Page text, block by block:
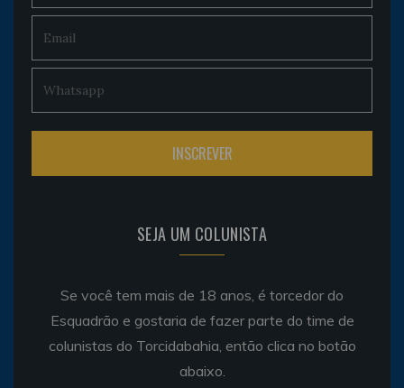
SEJA UM COLUNISTA
Se você tem mais de 18 anos, é torcedor do
Esquadrão e gostaria de fazer parte do time de
colunistas do Torcidabahia, então clica no botão
abaixo.